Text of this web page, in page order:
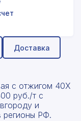
Доставка
с отжигом 40Х
руб./т с
и
регионы РФ.